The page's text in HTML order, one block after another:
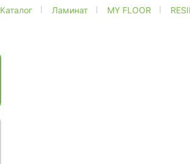
Каталог Ламинат MY FLOOR